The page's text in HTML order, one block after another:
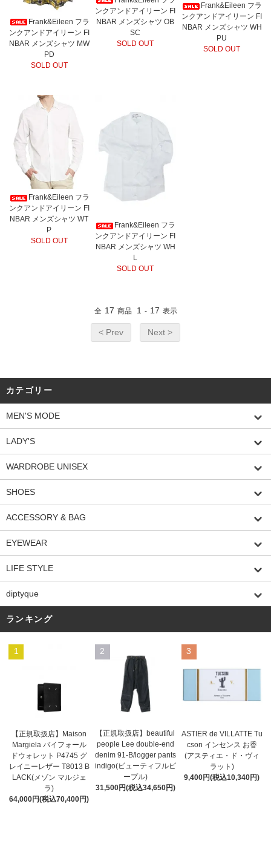
Frank&Eileen フラ
ンクアンドアイリーン FI
NBAR メンズシャツ MW
PD
SOLD OUT
ンクアンドアイリーン FI
NBAR メンズシャツ OB
SC
SOLD OUT
Frank&Eileen フラ
ンクアンドアイリーン FI
NBAR メンズシャツ WH
PU
SOLD OUT
Frank&Eileen フラ
ンクアンドアイリーン FI
NBAR メンズシャツ WT
P
SOLD OUT
Frank&Eileen フラ
ンクアンドアイリーン FI
NBAR メンズシャツ WH
L
SOLD OUT
全 17 商品 1 - 17 表示
< Prev Next >
カテゴリー
MEN'S MODE
LADY'S
WARDROBE UNISEX
SHOES
ACCESSORY & BAG
EYEWEAR
LIFE STYLE
diptyque
ランキング
1
【正規取扱店】Maison
Margiela バイフォール
ドウォレット P4745 グ
レイニーレザー T8013 B
LACK(メゾン マルジェ
ラ)
64,000円(税込70,400円)
2
【正規取扱店】beautiful
people Lee double-end
denim 91-B/logger pants
indigo(ビューティフルピ
ープル)
31,500円(税込34,650円)
3
ASTIER de VILLATTE Tu
cson インセンス お香
(アスティエ・ド・ヴィ
ラット)
9,400円(税込10,340円)